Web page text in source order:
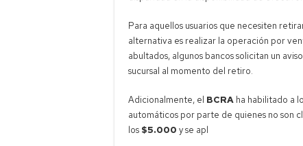
Para aquellos usuarios que necesiten
alternativa es realizar la operación por
abultados, algunos bancos solicitan un
sucursal al momento del retiro.
Adicionalmente, el BCRA ha habilitado a
automáticos por parte de quienes no son
los $5.000 y se apl